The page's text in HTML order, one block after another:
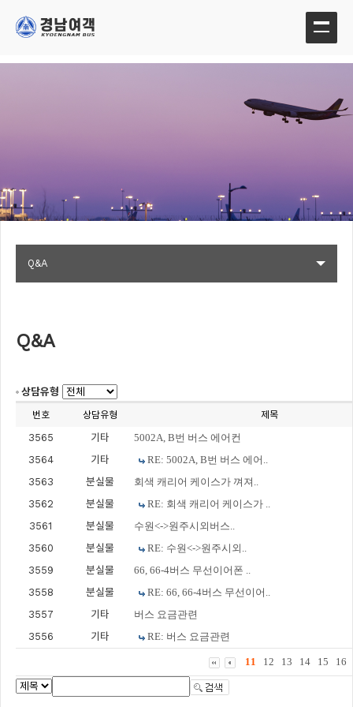
Q&A
Q&A
상담유형
번호 상담유형 제목
3565 기타
5002A, B번 버스 에어컨
3564
기타
RE: 5002A, B번 버스 에어..
3563
분실물
회색 캐리어 케이스가 껴져..
3562
분실물
RE: 회색 캐리어 케이스가 ..
3561
분실물
수원<->원주시외버스..
3560
분실물
RE: 수원<->원주시외..
3559
분실물
66, 66-4버스 무선이어폰 ..
3558
분실물
RE: 66, 66-4버스 무선이어..
3557
기타
버스 요금관련
3556
기타 RE: 버스 요금관련
11 12 13 14 15 16